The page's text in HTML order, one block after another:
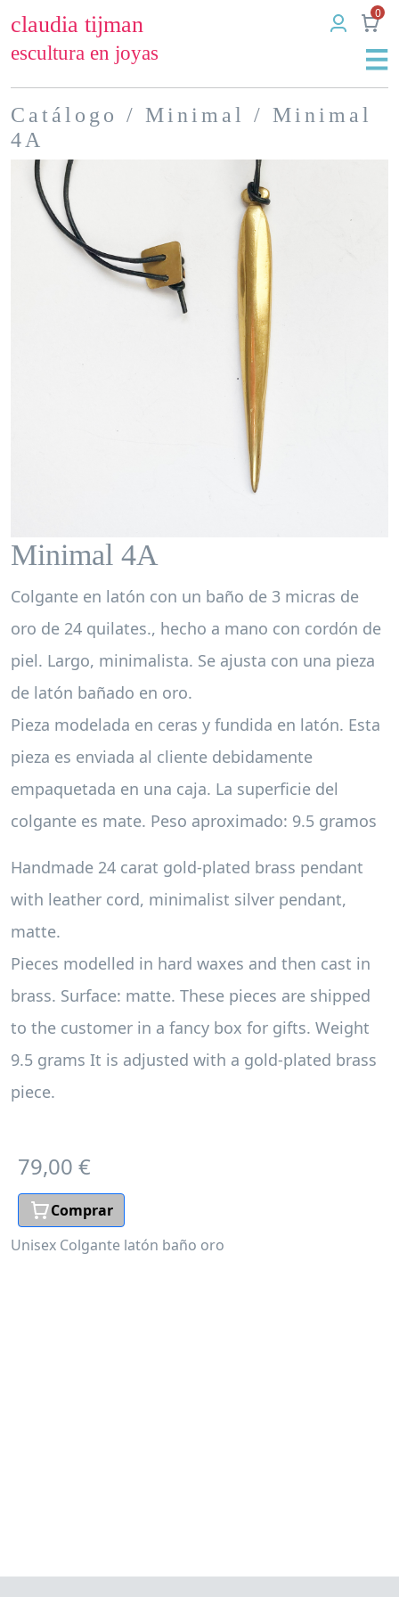
claudia tijman
escultura en joyas
0
Catálogo / Minimal
/ Minimal
4A
Minimal 4A
Colgante en latón con un baño de 3 micras de
oro de 24 quilates., hecho a mano con cordón de
piel. Largo, minimalista. Se ajusta con una pieza
de latón bañado en oro.
Pieza modelada en ceras y fundida en latón. Esta
pieza es enviada al cliente debidamente
empaquetada en una caja. La superficie del
colgante es mate. Peso aproximado: 9.5 gramos
Handmade 24 carat gold-plated brass pendant
with leather cord, minimalist silver pendant,
matte.
Pieces modelled in hard waxes and then cast in
brass. Surface: matte. These pieces are shipped
to the customer in a fancy box for gifts. Weight
9.5 grams It is adjusted with a gold-plated brass
piece.
79,00 €
Comprar
Unisex Colgante latón baño oro